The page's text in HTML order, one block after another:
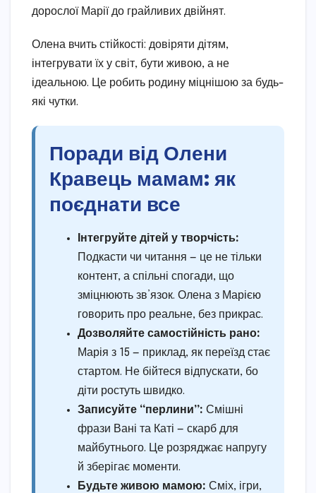
дорослої Марії до грайливих двійнят.
Олена вчить стійкості: довіряти дітям,
інтегрувати їх у світ, бути живою, а не
ідеальною. Це робить родину міцнішою за будь-
які чутки.
Поради від Олени
Кравець мамам: як
поєднати все
Інтегруйте дітей у творчість:
Подкасти чи читання — це не тільки
контент, а спільні спогади, що
зміцнюють зв’язок. Олена з Марією
говорить про реальне, без прикрас.
Дозволяйте самостійність рано:
Марія з 15 — приклад, як переїзд стає
стартом. Не бійтеся відпускати, бо
діти ростуть швидко.
Записуйте “перлини”: Смішні
фрази Вані та Каті — скарб для
майбутнього. Це розряджає напругу
й зберігає моменти.
Будьте живою мамою: Сміх, ігри,